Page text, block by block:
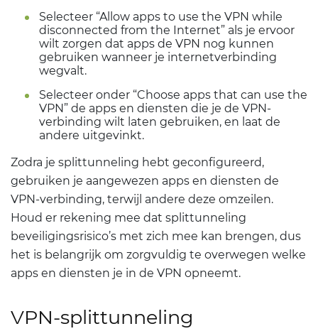
Selecteer “Allow apps to use the VPN while
disconnected from the Internet” als je ervoor
wilt zorgen dat apps de VPN nog kunnen
gebruiken wanneer je internetverbinding
wegvalt.
Selecteer onder “Choose apps that can use the
VPN” de apps en diensten die je de VPN-
verbinding wilt laten gebruiken, en laat de
andere uitgevinkt.
Zodra je splittunneling hebt geconfigureerd,
gebruiken je aangewezen apps en diensten de
VPN-verbinding, terwijl andere deze omzeilen.
Houd er rekening mee dat splittunneling
beveiligingsrisico’s met zich mee kan brengen, dus
het is belangrijk om zorgvuldig te overwegen welke
apps en diensten je in de VPN opneemt.
VPN-splittunneling